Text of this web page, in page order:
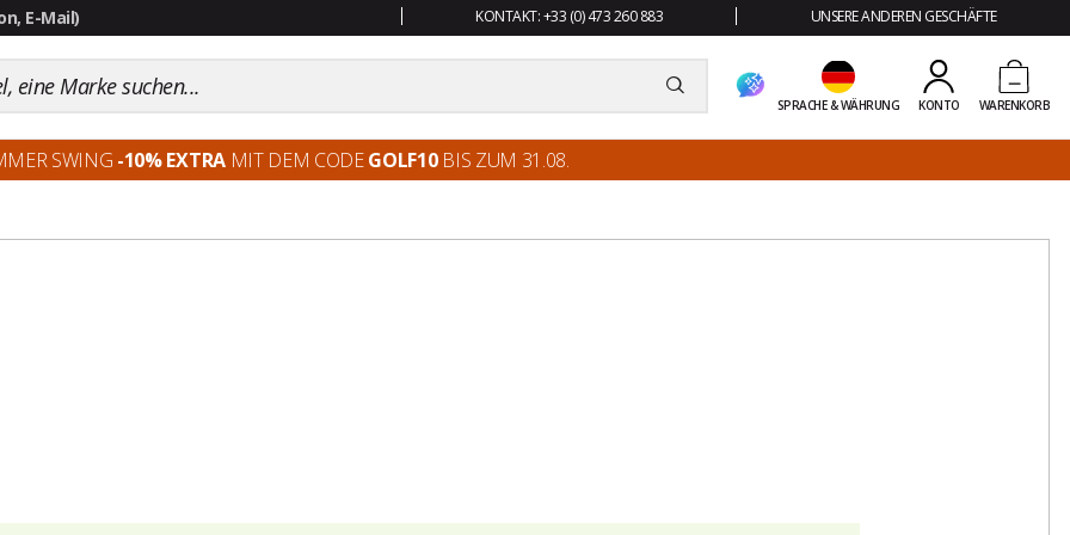
E-Mail) KONTAKT: +33 (0) 473 260 883 UNSERE ANDEREN GESCHÄFTE
SPRACHE & WÄHRUNG KONTO WARENKORB
SWING -10% EXTRAMIT DEM CODEGOLF10BIS ZUM 31.08.